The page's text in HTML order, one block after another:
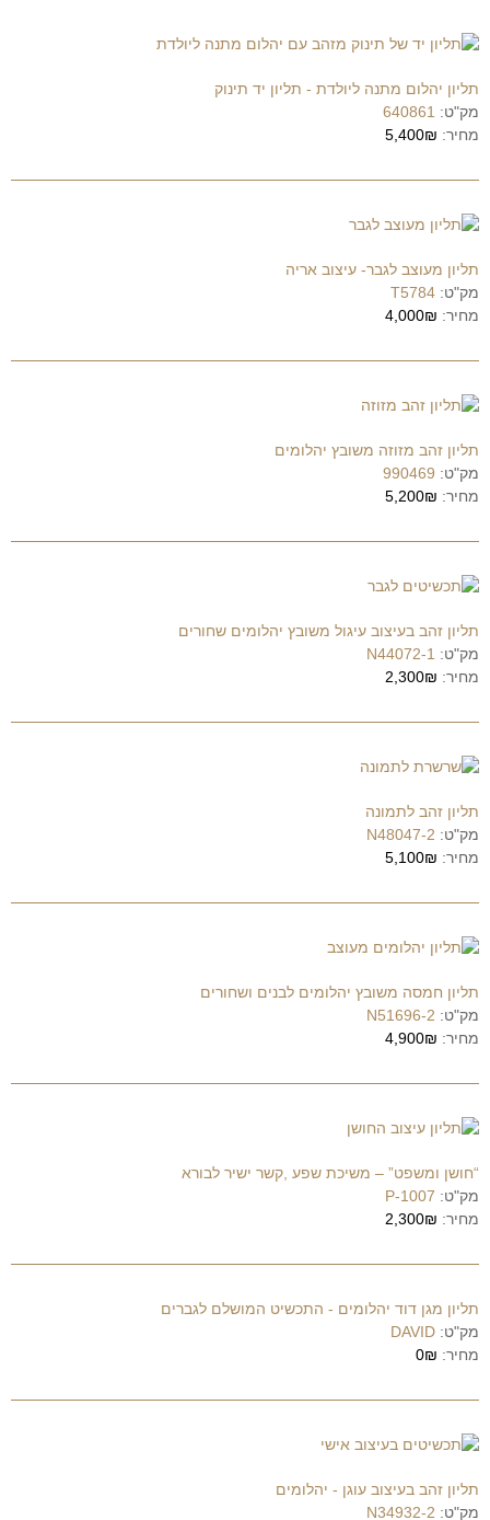
תליון יהלום מתנה ליולדת - תליון יד תינוק
מק"ט: 640861
מחיר: 5,400₪
תליון מעוצב לגבר- עיצוב אריה
מק"ט: T5784
מחיר: 4,000₪
תליון זהב מזוזה משובץ יהלומים
מק"ט: 990469
מחיר: 5,200₪
תליון זהב בעיצוב עיגול משובץ יהלומים שחורים
מק"ט: N44072-1
מחיר: 2,300₪
תליון זהב לתמונה
מק"ט: N48047-2
מחיר: 5,100₪
תליון חמסה משובץ יהלומים לבנים ושחורים
מק"ט: N51696-2
מחיר: 4,900₪
“חושן ומשפט” – משיכת שפע ,קשר ישיר לבורא
מק"ט: P-1007
מחיר: 2,300₪
תליון מגן דוד יהלומים - התכשיט המושלם לגברים
מק"ט: DAVID
מחיר: 0₪
תליון זהב בעיצוב עוגן - יהלומים
מק"ט: N34932-2